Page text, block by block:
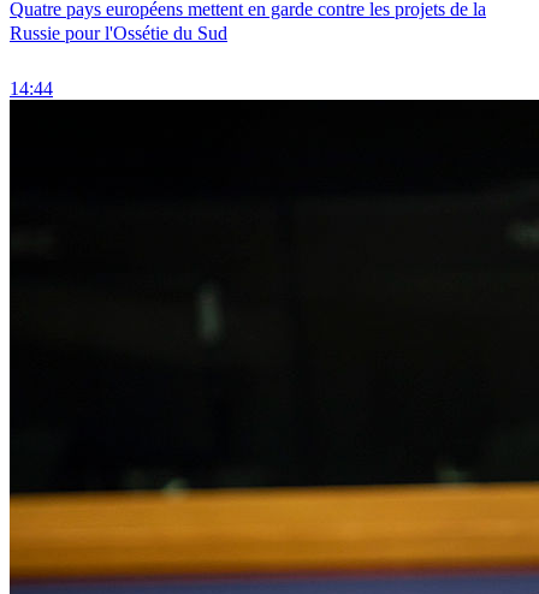
Quatre pays européens mettent en garde contre les projets de la
Russie pour l'Ossétie du Sud
14:44